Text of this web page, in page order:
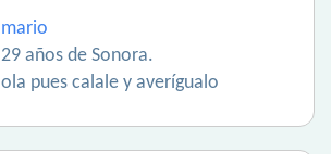
mario
29 años de Sonora.
ola pues calale y averígualo